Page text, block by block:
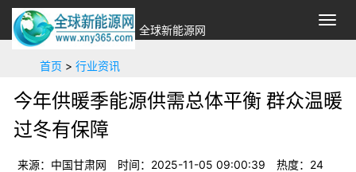
切
换
全球新能源网
首页 > 行业资讯
今年供暖季能源供需总体平衡 群众温暖
过冬有保障
来源：中国甘肃网 时间：2025-11-05 09:00:39 热度： 24